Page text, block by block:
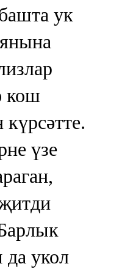
ук
кош
үзе
укол